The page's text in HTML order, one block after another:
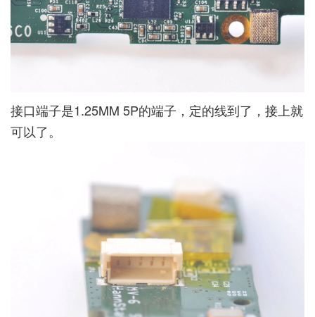
接口端子是1.25MM 5P的端子，定的线到了，接上就
可以了。